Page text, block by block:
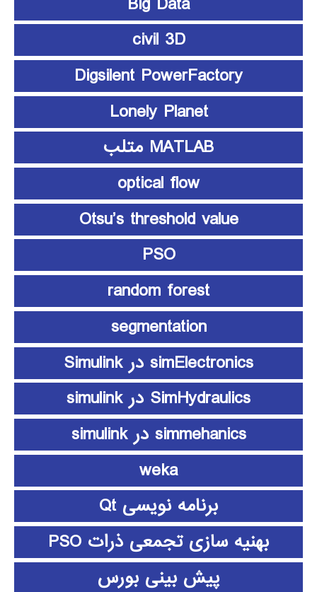
civil 3D
Digsilent PowerFactory
Lonely Planet
MATLAB متلب
optical flow
Otsu’s threshold value
PSO
random forest
segmentation
simElectronics در Simulink
SimHydraulics در simulink
simmehanics در simulink
weka
برنامه نویسی Qt
بهنیه سازی تجمعی ذرات PSO
پیش بینی بورس